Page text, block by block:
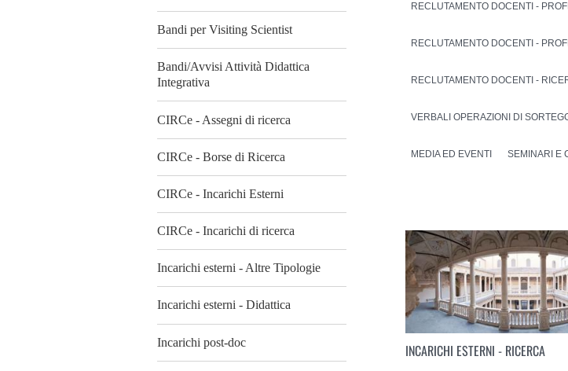
Bandi per Visiting Scientist
Bandi/Avvisi Attività Didattica
Integrativa
CIRCe - Assegni di ricerca
CIRCe - Borse di Ricerca
CIRCe - Incarichi Esterni
CIRCe - Incarichi di ricerca
Incarichi esterni - Altre Tipologie
Incarichi esterni - Didattica
Incarichi post-doc
RECLUTAMENTO DOCENTI -
RECLUTAMENTO DOCENTI -
RECLUTAMENTO DOCENTI -
VERBALI OPERAZIONI DI
MEDIA ED EVENTI SEMINARI E
INCARICHI ESTERNI - RICERCA